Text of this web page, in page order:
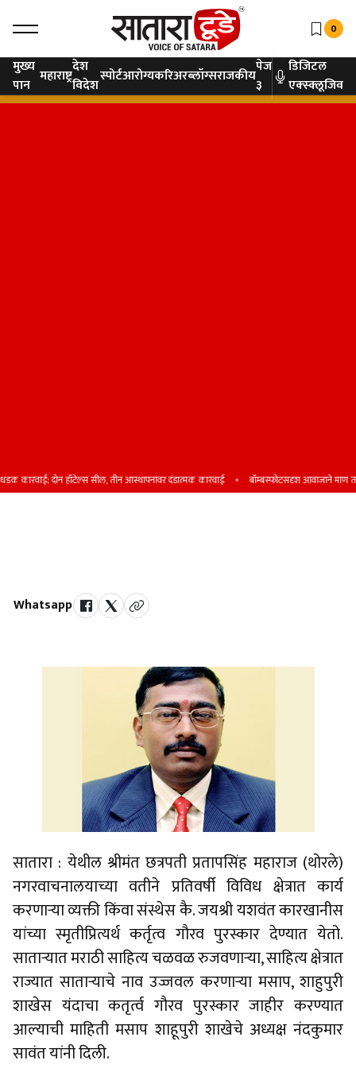
0
मुख्य
पान महाराष्ट्रदेश
विदेशस्पोर्टआरोग्यकरिअरब्लॉग्सराजकीयपेज
३
डिजिटल
एक्स्क्लूजिव
दोन हॉटेल्स सील, तीन आस्थापनांवर दंडात्मक कारवाई बॉम्बस्फोटसदृश आवाजाने माण
Whatsapp
सातारा : येथील श्रीमंत छत्रपती प्रतापसिंह महाराज (थोरले)
नगरवाचनालयाच्या वतीने प्रतिवर्षी विविध क्षेत्रात कार्य
करणाऱ्या व्यक्ती किंवा संस्थेस कै. जयश्री यशवंत कारखानीस
यांच्या स्मृतीप्रित्यर्थ कर्तृत्व गौरव पुरस्कार देण्यात येतो.
साताऱ्यात मराठी साहित्य चळवळ रुजवणाऱ्या, साहित्य क्षेत्रात
राज्यात साताऱ्याचे नाव उज्जवल करणाऱ्या मसाप, शाहुपुरी
शाखेस यंदाचा कतृर्त्व गौरव पुरस्कार जाहीर करण्यात
आल्याची माहिती मसाप शाहूपुरी शाखेचे अध्यक्ष नंदकुमार
सावंत यांनी दिली.